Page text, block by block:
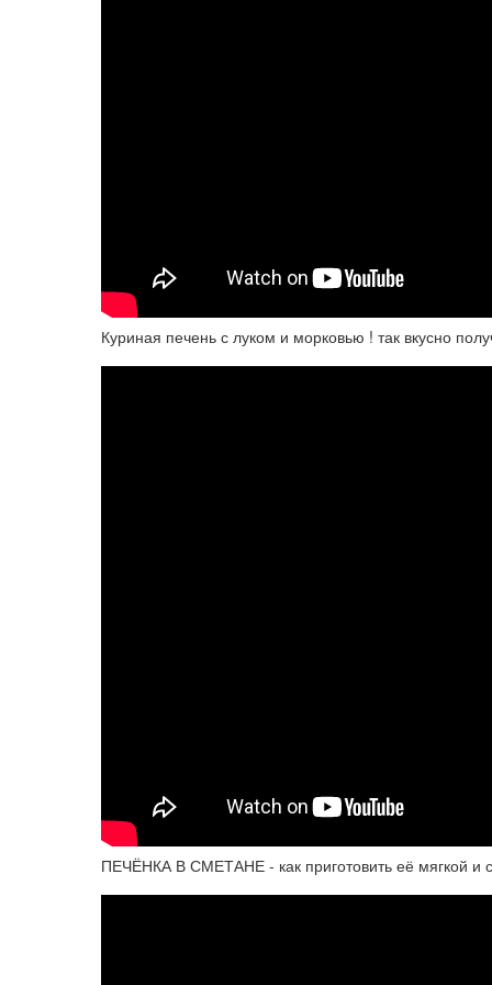
Куриная печень с луком и морковью ! так вкусно
ПЕЧЁНКА В СМЕТАНЕ - как приготовить её мягкой и